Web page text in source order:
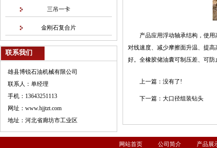
产品应用浮动轴承结构，使
对线速度、减少摩擦面升温、提
好。全橡胶储油囊可制压差、可
上一篇： 没有了!
下一篇： 大口径组装钻头
三吊一卡
金刚石复合片
联系我们
雄县博锐石油机械有限公司
联系人：单经理
手机：13643251113
网址：www.hjjtzt.com
地址：河北省廊坊市工业区
网站首页 公司简介 产品展